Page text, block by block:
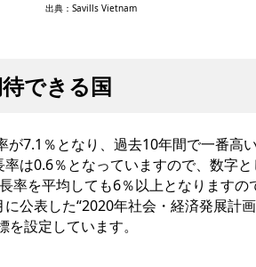
出典：Savills Vietnam
できる国
7.1％となり、過去10年間で一番高
は0.6％となっていますので、数字
率を平均しても6％以上となりますの
公表した“2020年社会・経済発展計
設定しています。